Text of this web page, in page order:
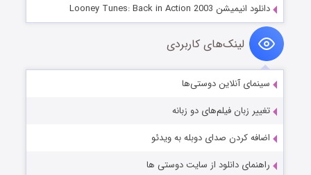
دانلود انیمیشن Looney Tunes: Back in Action 2003
لینک‌های کاربردی
سینمای آنلاین دوستی‌ها
تغییر زبان فیلم‌های دو زبانه
اضافه کردن صدای دوبله به ویدئو
راهنمای دانلود از سایت دوستی ها